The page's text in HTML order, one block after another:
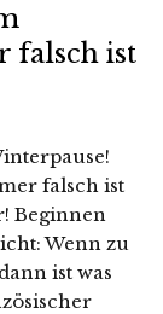
falsch ist
falsch ist
Beginnen
Wenn zu
ist was